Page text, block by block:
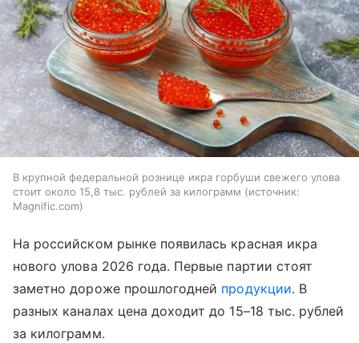
В крупной федеральной рознице икра горбуши свежего улова
стоит около 15,8 тыс. рублей за килограмм
источник:
Magnific.com
На российском рынке появилась красная икра
нового улова 2026 года. Первые партии стоят
заметно дороже прошлогодней продукции. В
разных каналах цена доходит до 15–18 тыс. рублей
за килограмм.